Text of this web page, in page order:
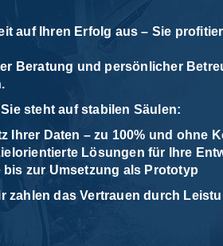
auf Ihren Erfolg aus – Sie
Beratung und persönlicher
steht auf stabilen Säulen:
Ihrer Daten – zu 100% und ohne
Lösungen für Ihre
zur Umsetzung als Prototyp
zahlen das Vertrauen durch